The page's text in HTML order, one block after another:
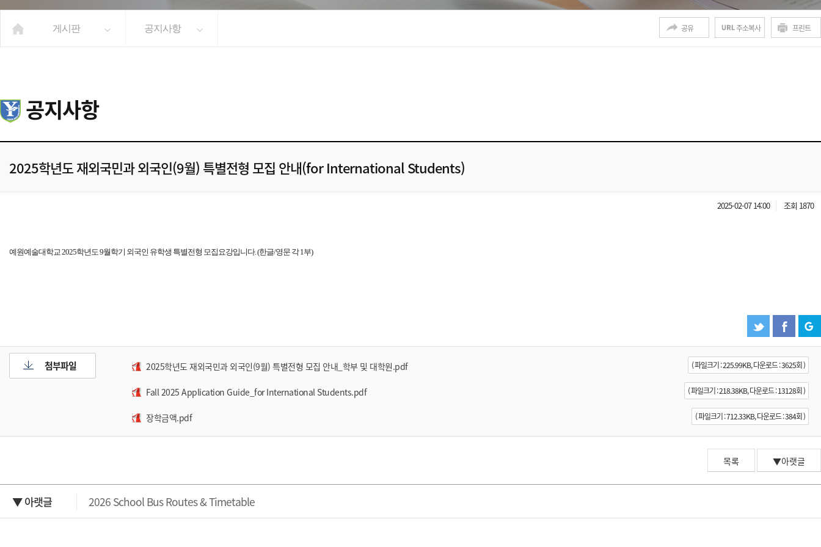
게시판 공지사항 주소복사 프린트
공유
공지사항
2025학년도 재외국민과 외국인(9월) 특별전형 모집 안내(for International Students)
2025-02-07 14:00 조회 1870
예원예술대학교 2025학년도 9월학기 외국인 유학생 특별전형 모집요강입니다. (한글/영문 각 1부)
첨부파일 2025학년도 재외국민과 외국인(9월) 특별전형 모집 안내_학부 및 대학원.pdf ( 파일크기 : 225.99KB, 다운로드 : 3625회 )
Fall 2025 Application Guide_for International Students.pdf ( 파일크기 : 218.38KB, 다운로드 : 13128회 )
장학금액.pdf ( 파일크기 : 712.33KB, 다운로드 : 384회 )
목록 ▼아랫글
▼ 아랫글 2026 School Bus Routes & Timetable